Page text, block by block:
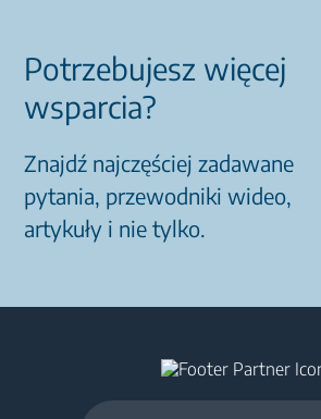
Potrzebujesz więcej
wsparcia?
Znajdź najczęściej zadawane
pytania, przewodniki wideo,
artykuły i nie tylko.